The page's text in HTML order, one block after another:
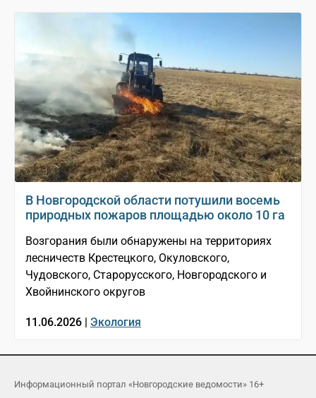
В Новгородской области потушили восемь
природных пожаров площадью около 10 га
Возгорания были обнаружены на территориях
лесничеств Крестецкого, Окуловского,
Чудовского, Старорусского, Новгородского и
Хвойнинского округов
11.06.2026 | Экология
Информационный портал «Новгородские ведомости» 16+